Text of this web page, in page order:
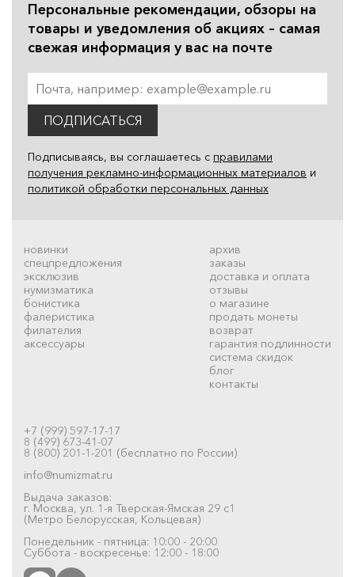
Персональные рекомендации, обзоры на
товары и уведомления об акциях – самая
свежая информация у вас на почте
ПОДПИСАТЬСЯ
Подписываясь, вы соглашаетесь с правилами
получения рекламно-информационных материалов и
политикой обработки персональных данных
новинки
спецпредложения
эксклюзив
нумизматика
бонистика
фалеристика
филателия
аксессуары
архив
заказы
доставка и оплата
отзывы
о магазине
продать монеты
возврат
гарантия подлинности
система скидок
блог
контакты
+7 (999) 597-17-17
8 (499) 673-41-07
8 (800) 201-1-201 (бесплатно по России)
info@numizmat.ru
Выдача заказов:
г. Москва, ул. 1-я Тверская-Ямская 29 с1
(Метро Белорусская, Кольцевая)
Понедельник - пятница: 10:00 - 20:00
Суббота - воскресенье: 12:00 - 18:00